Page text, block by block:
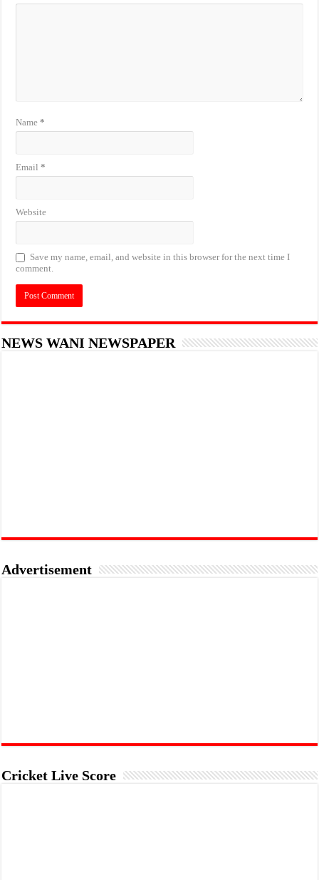
Name*
Email*
Website
Save my name, email, and website in this browser for the next time I
comment.
NEWS WANI NEWSPAPER
Advertisement
Cricket Live Score